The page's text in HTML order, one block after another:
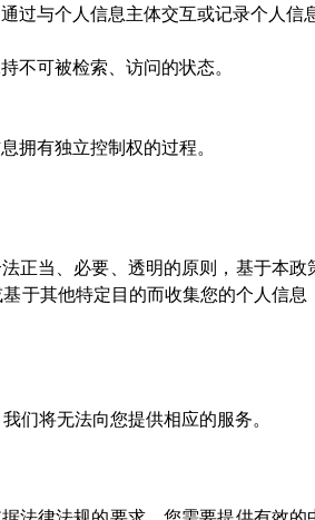
过与个人信息主体交互或记录个人信
不可被检索、访问的状态。
拥有独立控制权的过程。
正当、必要、透明的原则，基于本政
于其他特定目的而收集您的个人信息
们将无法向您提供相应的服务。